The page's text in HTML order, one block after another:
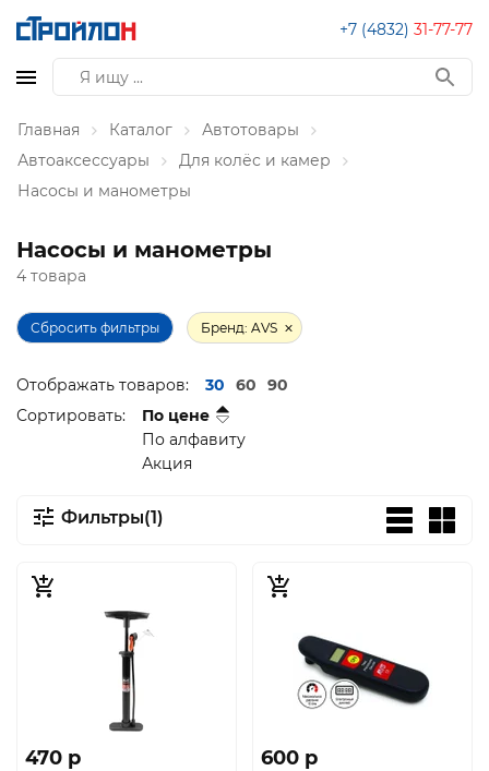
+7 (4832) 31-77-77
Главная Каталог
Автотовары
Автоаксессуары
Для колёс и камер
Насосы и манометры
Насосы и манометры
4 товара
Сбросить фильтры Бренд: AVS
Отображать товаров: 30 60
90
Сортировать:
По цене
По алфавиту
Акция
Фильтры(1)
470 p 600 p